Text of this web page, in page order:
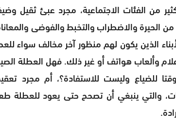
من الفئات الاجتماعية، مجرد عبئ ثقيل
من الحيرة والاضطراب والتخبط والفوضى
الذين يكون لهم منظور آخر مخالف سواء
وألعاب هواتف أو غير ذلك. فهل العطلة
للضياع وليست للاستفادة؟، أم مجرد
والتي ينبغي أن تصحح حتى يعود للعطلة